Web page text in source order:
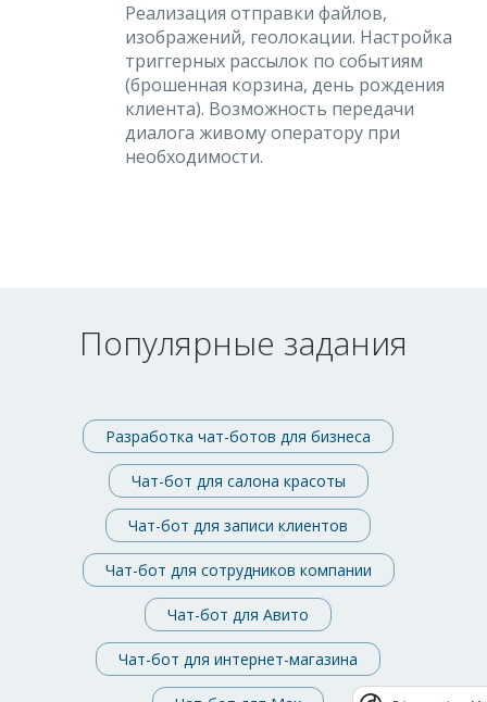
Реализация отправки файлов,
изображений, геолокации. Настройка
триггерных рассылок по событиям
(брошенная корзина, день рождения
клиента). Возможность передачи
диалога живому оператору при
необходимости.
Популярные задания
Разработка чат-ботов для бизнеса
Чат-бот для салона красоты
Чат-бот для записи клиентов
Чат-бот для сотрудников компании
Чат-бот для Авито
Чат-бот для интернет-магазина